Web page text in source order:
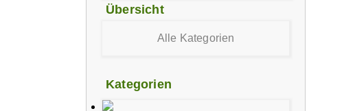
Übersicht
Alle Kategorien
Kategorien